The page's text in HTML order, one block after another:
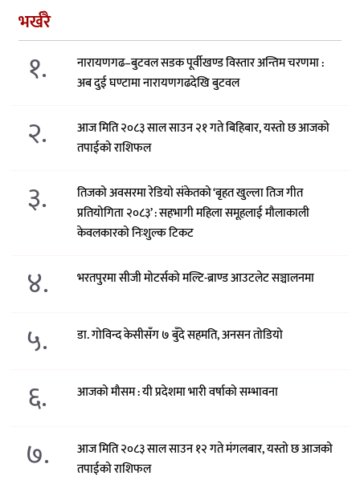
भर्खरै
१.
नारायणगढ–बुटवल सडक पूर्वीखण्ड विस्तार अन्तिम चरणमा :
अब दुई घण्टामा नारायणगढदेखि बुटवल
२.
आज मिति २०८३ साल साउन २१ गते बिहिबार, यस्तो छ आजको
तपाईको राशिफल
३.
तिजको अवसरमा रेडियो संकेतको ‘बृहत खुल्ला तिज गीत
प्रतियोगिता २०८३’ : सहभागी महिला समूहलाई मौलाकाली
केवलकारको निःशुल्क टिकट
४. भरतपुरमा सीजी मोटर्सको मल्टि-ब्राण्ड आउटलेट सञ्चालनमा
५. डा. गोविन्द केसीसँग ७ बुँदे सहमति, अनसन तोडियो
६. आजको मौसम : यी प्रदेशमा भारी वर्षाको सम्भावना
७.
आज मिति २०८३ साल साउन १२ गते मंगलबार, यस्तो छ आजको
तपाईको राशिफल